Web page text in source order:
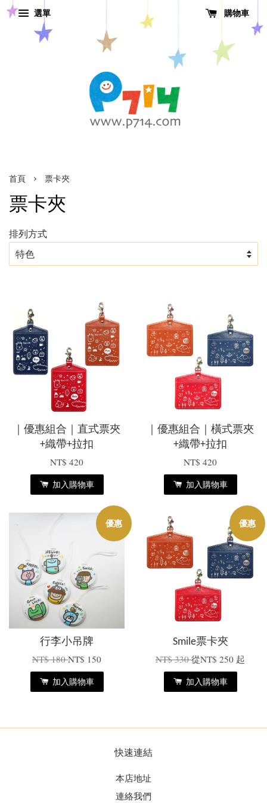
選單 購物車
首頁 › 票卡夾
票卡夾
排列方式
｜優惠組合｜直式票夾
+織帶+拉扣
NT$ 420
加入購物車
｜優惠組合｜橫式票夾
+織帶+拉扣
NT$ 420
加入購物車
優惠
行李小吊牌
NT$ 180NT$ 150
加入購物車
優惠
Smile票卡夾
NT$ 330從NT$ 250 起
加入購物車
快速連結
本店地址
連絡我們